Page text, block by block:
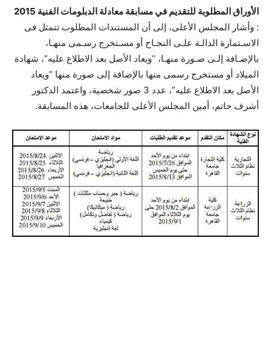
الأوراق المطلوبة للتقديم في مسابقة معادلة الدبلومات الفنية 2015
: وأشار المجلس الأعلى، إلى أن المستندات المطلوب تتمثل فى
الاسـتمارة الدالـة علـى النجـاح أو مسـتخرج رسـمى منهـا،
بالإضـافة إلـى صـورة منهـا، “ويعاد الأصل بعد الاطلاع عليه”، شهادة
الميلاد أو مستخرج رسمى منها بالإضافة إلى صورة منها “ويعاد
الأصل بعد الاطلاع عليه”، عدد 3 صور شخصية، واعتمد الدكتور
أشرف حاتم، أمين المجلس الأعلى للجامعات، هذه المسابقة.